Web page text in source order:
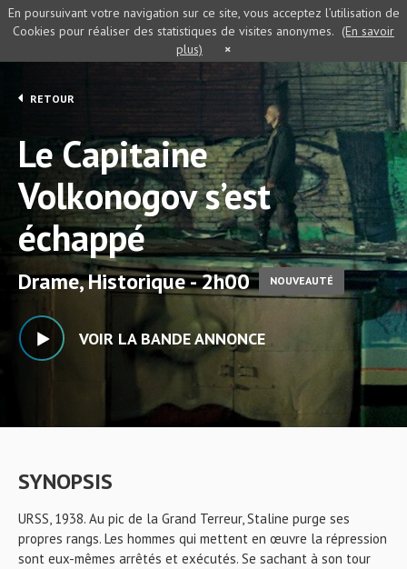
RETOUR
Le Capitaine
Volkonogov s’est
échappé
Drame, Historique - 2h00 NOUVEAUTÉ
VOIR LA BANDE ANNONCE
SYNOPSIS
URSS, 1938. Au pic de la Grand Terreur, Staline purge ses
propres rangs. Les hommes qui mettent en œuvre la répression
sont eux-mêmes arrêtés et exécutés. Se sachant à son tour
En poursuivant votre navigation sur ce site, vous acceptez l’utilisation de
Cookies pour réaliser des statistiques de visites anonymes. (En savoir
plus)
×